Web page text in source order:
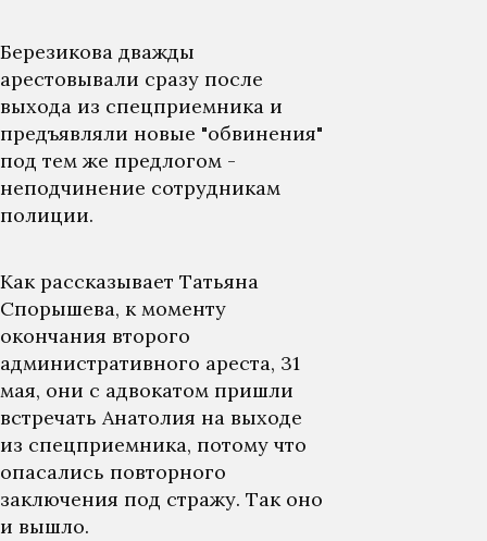
Березикова дважды
арестовывали сразу после
выхода из спецприемника и
предъявляли новые "обвинения"
под тем же предлогом -
неподчинение сотрудникам
полиции.
Как рассказывает Татьяна
Спорышева, к моменту
окончания второго
административного ареста, 31
мая, они с адвокатом пришли
встречать Анатолия на выходе
из спецприемника, потому что
опасались повторного
заключения под стражу. Так оно
и вышло.